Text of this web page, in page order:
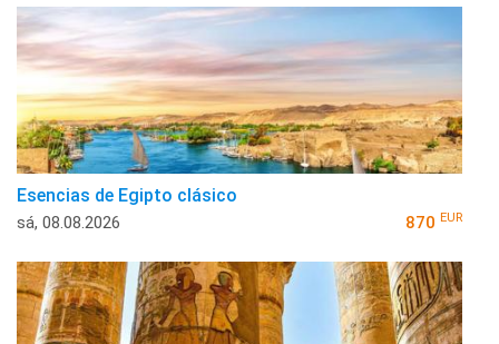
Esencias de Egipto clásico
sá, 08.08.2026 870 EUR